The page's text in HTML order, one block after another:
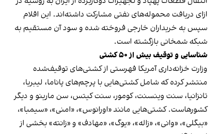
ازای دریافت محموله‌های نفتی مشارکت داشته‌اند. این اقلام
سپس به خریداران خارجی فروخته شده و سود آن مستقیم به
شبکه شمخانی بازگشته است.
شناسایی و توقیف بیش از ۵۰ کشتی
وزارت خزانه‌داری آمریکا فهرستی از کشتی‌های توقیف‌شده
منتشر کرده که شامل کشتی‌هایی با پرچم‌های پاناما، لیبریا،
تانزانیا، سنت وینسنت، کومور، سنت کیتس، سن مارینو و دیگر
کشورهاست. کشتی‌هایی مانند «اورانوس»، «امنی»، «سیمبا»،
«بیگلی»، «وانی»، «زاله»، «یوگ»، «مهادف» و «زانته» بخشی از